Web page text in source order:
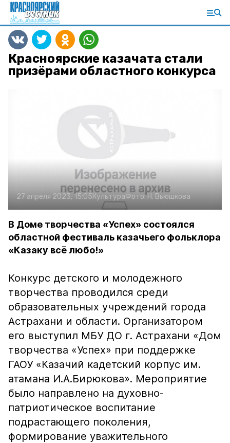
Красноярские казачата стали
призёрами областного конкурса
27 апреля 2023, 15:05КультураФото:Н. Вьюшкова
В Доме творчества «Успех» состоялся
областной фестиваль казачьего фольклора
«Казаку всё любо!»
Конкурс детского и молодежного
творчества проводился среди
образовательных учреждений города
Астрахани и области. Организатором
его выступил МБУ ДО г. Астрахани «Дом
творчества «Успех» при поддержке
ГАОУ «Казачий кадетский корпус им.
атамана И.А.Бирюкова». Мероприятие
было направлено на духовно-
патриотическое воспитание
подрастающего поколения,
формирование уважительного